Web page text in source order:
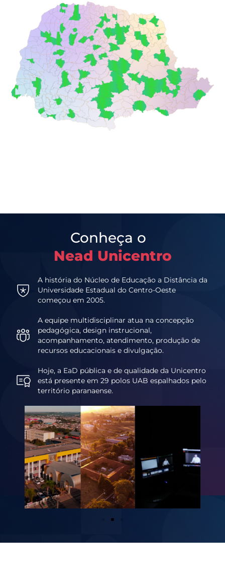
Conheça o
Nead Unicentro
A história do Núcleo de Educação a Distância da
Universidade Estadual do Centro-Oeste
começou em 2005.
A equipe multidisciplinar atua na concepção
pedagógica, design instrucional,
acompanhamento, atendimento, produção de
recursos educacionais e divulgação.
Hoje, a EaD pública e de qualidade da Unicentro
está presente em 29 polos UAB espalhados pelo
território paranaense.